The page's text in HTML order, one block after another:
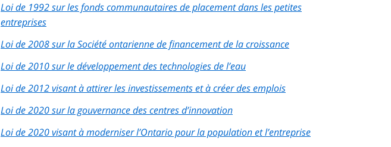
Loi de 1992 sur les fonds communautaires de placement dans les petites
entreprises
Loi de 2008 sur la Société ontarienne de financement de la croissance
Loi de 2010 sur le développement des technologies de l’eau
Loi de 2012 visant à attirer les investissements et à créer des emplois
Loi de 2020 sur la gouvernance des centres d’innovation
Loi de 2020 visant à moderniser l’Ontario pour la population et l’entreprise